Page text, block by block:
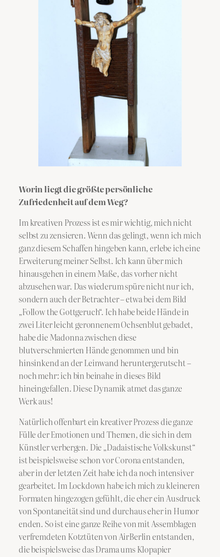
Worin liegt die größte persönliche
Zufriedenheit auf dem Weg?
Im kreativen Prozess ist es mir wichtig, mich nicht
selbst zu zensieren. Wenn das gelingt, wenn ich mich
ganz diesem Schaffen hingeben kann, erlebe ich eine
Erweiterung meiner Selbst. Ich kann über mich
hinausgehen in einem Maße, das vorher nicht
abzusehen war. Das wiederum spüre nicht nur ich,
sondern auch der Betrachter – etwa bei dem Bild
„Follow the Gottgeruch“. Ich habe beide Hände in
zwei Liter leicht geronnenem Ochsenblut gebadet,
habe die Madonna zwischen diese
blutverschmierten Hände genommen und bin
hinsinkend an der Leinwand heruntergerutscht –
noch mehr: ich bin beinahe in dieses Bild
hineingefallen. Diese Dynamik atmet das ganze
Werk aus!
Natürlich offenbart ein kreativer Prozess die ganze
Fülle der Emotionen und Themen, die sich in dem
Künstler verbergen. Die „Dadaistische Volkskunst“
ist beispielsweise schon vor Corona entstanden,
aber in der letzten Zeit habe ich da noch intensiver
gearbeitet. Im Lockdown habe ich mich zu kleineren
Formaten hingezogen gefühlt, die eher ein Ausdruck
von Spontaneität sind und durchaus eher in Humor
enden. So ist eine ganze Reihe von mit Assemblagen
verfremdeten Kotztüten von AirBerlin entstanden,
die beispielsweise das Drama ums Klopapier